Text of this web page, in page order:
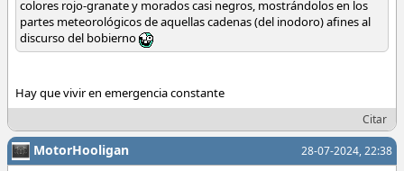
colores rojo-granate y morados casi negros, mostrándolos en los
partes meteorológicos de aquellas cadenas (del inodoro) afines al
discurso del bobierno
Hay que vivir en emergencia constante
Citar
28-07-2024, 22:38
MotorHooligan